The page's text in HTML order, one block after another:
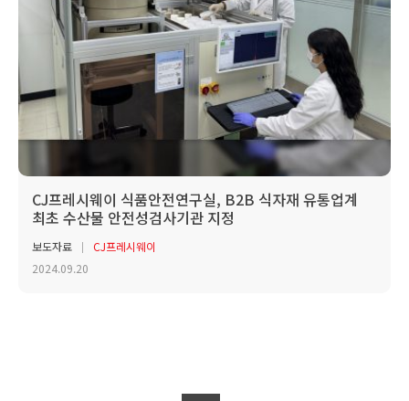
CJ프레시웨이 식품안전연구실, B2B 식자재 유통업계
최초 수산물 안전성검사기관 지정
보도자료
CJ프레시웨이
2024.09.20